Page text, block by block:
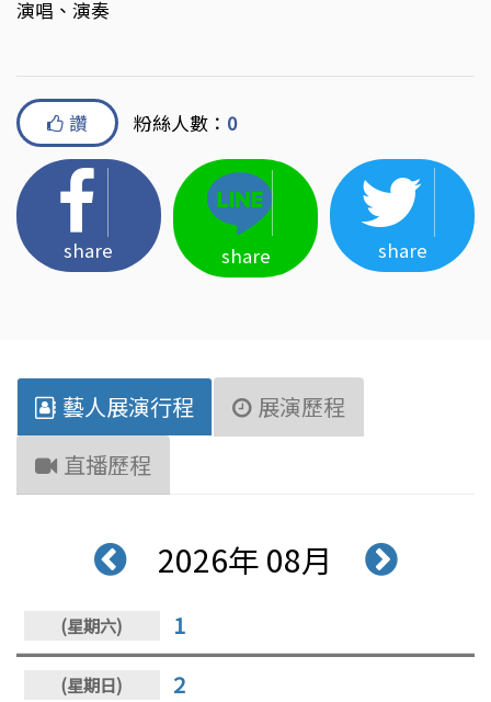
演唱、演奏
讚 粉絲人數： 0
share share share
藝人展演行程
展演歷程
直播歷程
2026年 08月
1
2